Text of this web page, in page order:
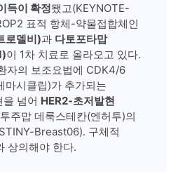
득이 확정됐고(KEYNOTE-
표적 항체-약물접합체인
로델비)과 다토포타맙
이 1차 치료로 올라오고 있다.
자의 보조요법에 CDK4/6
마시클립)가 추가되는
넘어 HER2-초저발현
주맙 데룩스테칸(엔허투)의
Breast06). 구체적
상의해야 한다.